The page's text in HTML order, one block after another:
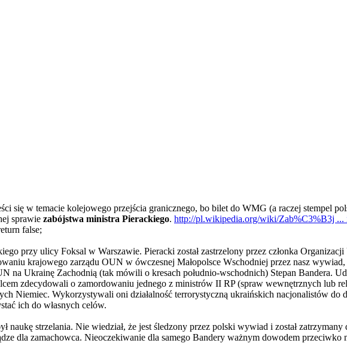
się w temacie kolejowego przejścia granicznego, bo bilet do WMG (a raczej stempel
sprawie zabójstwa ministra Pierackiego. http://pl.wikipedia.org/wiki/Zab%C3%B3j ...
false;
przy ulicy Foksal w Warszawie. Pieracki został zastrzelony przez członka
krajowego zarządu OUN w ówczesnej Małopolsce Wschodniej przez nasz
na Ukrainę Zachodnią (tak mówili o kresach południo-wschodnich) Stepan Bandera.
zdecydowali o zamordowaniu jednego z ministrów II RP (spraw wewnętrznych lub
Niemiec. Wykorzystywali oni działalność terrorystyczną ukraińskich nacjonalistów
ich do własnych celów.
naukę strzelania. Nie wiedział, że jest śledzony przez polski wywiad i został
dla zamachowca. Nieoczekiwanie dla samego Bandery ważnym dowodem